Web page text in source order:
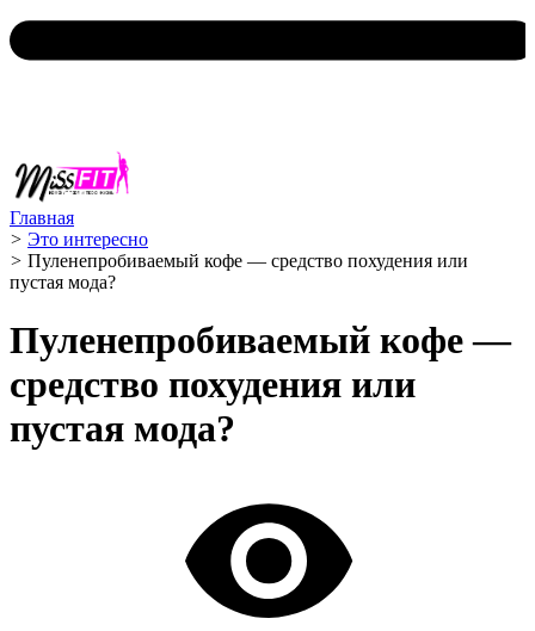
Главная
> Это интересно
> Пуленепробиваемый кофе — средство похудения или
пустая мода?
Пуленепробиваемый кофе —
средство похудения или
пустая мода?